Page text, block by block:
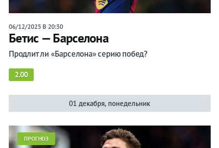
06/12/2025 В 20:30
Бетис — Барселона
Продлит ли «Барселона» серию побед?
2.00
01 декабря, понедельник
ПРОГНОЗ